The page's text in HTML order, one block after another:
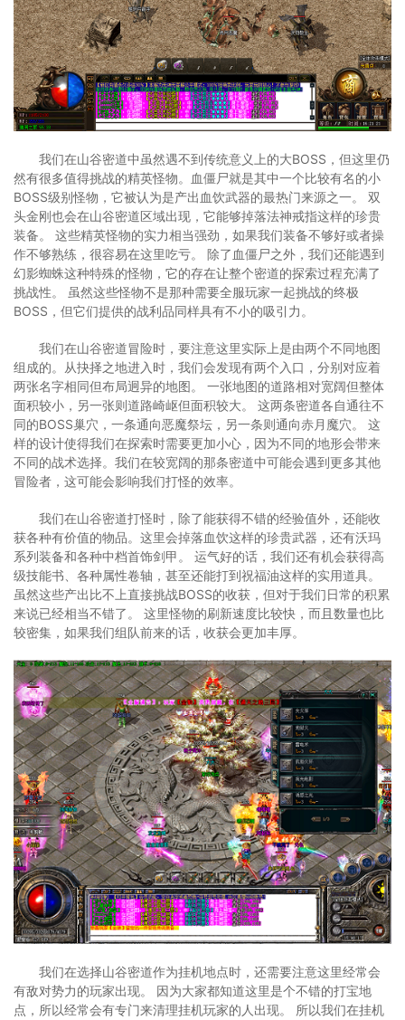
我们在山谷密道中虽然遇不到传统意义上的大BOSS，但这里仍
然有很多值得挑战的精英怪物。血僵尸就是其中一个比较有名的小
BOSS级别怪物，它被认为是产出血饮武器的最热门来源之一。 双
头金刚也会在山谷密道区域出现，它能够掉落法神戒指这样的珍贵
装备。 这些精英怪物的实力相当强劲，如果我们装备不够好或者操
作不够熟练，很容易在这里吃亏。 除了血僵尸之外，我们还能遇到
幻影蜘蛛这种特殊的怪物，它的存在让整个密道的探索过程充满了
挑战性。 虽然这些怪物不是那种需要全服玩家一起挑战的终极
BOSS，但它们提供的战利品同样具有不小的吸引力。
我们在山谷密道冒险时，要注意这里实际上是由两个不同地图
组成的。从抉择之地进入时，我们会发现有两个入口，分别对应着
两张名字相同但布局迥异的地图。 一张地图的道路相对宽阔但整体
面积较小，另一张则道路崎岖但面积较大。 这两条密道各自通往不
同的BOSS巢穴，一条通向恶魔祭坛，另一条则通向赤月魔穴。 这
样的设计使得我们在探索时需要更加小心，因为不同的地形会带来
不同的战术选择。我们在较宽阔的那条密道中可能会遇到更多其他
冒险者，这可能会影响我们打怪的效率。
我们在山谷密道打怪时，除了能获得不错的经验值外，还能收
获各种有价值的物品。这里会掉落血饮这样的珍贵武器，还有沃玛
系列装备和各种中档首饰剑甲。 运气好的话，我们还有机会获得高
级技能书、各种属性卷轴，甚至还能打到祝福油这样的实用道具。
虽然这些产出比不上直接挑战BOSS的收获，但对于我们日常的积累
来说已经相当不错了。 这里怪物的刷新速度比较快，而且数量也比
较密集，如果我们组队前来的话，收获会更加丰厚。
我们在选择山谷密道作为挂机地点时，还需要注意这里经常会
有敌对势力的玩家出现。 因为大家都知道这里是个不错的打宝地
点，所以经常会有专门来清理挂机玩家的人出现。 所以我们在挂机